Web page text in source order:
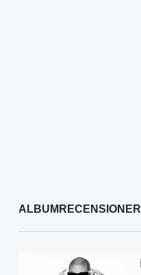
ALBUMRECENSIONER